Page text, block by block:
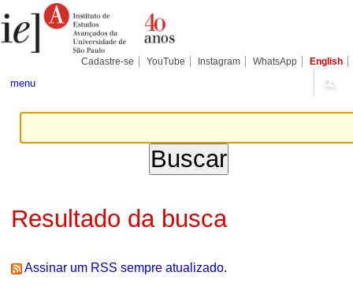
para
conteúdo.
Pessoais
Cadastre-se YouTube Instagram WhatsApp English
menu
Resultado da busca
Assinar um RSS sempre atualizado.